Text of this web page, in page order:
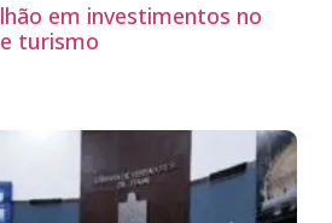
em investimentos no
turismo